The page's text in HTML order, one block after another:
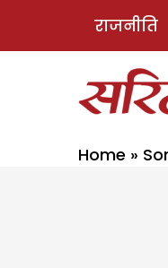
राजनीति
Home »